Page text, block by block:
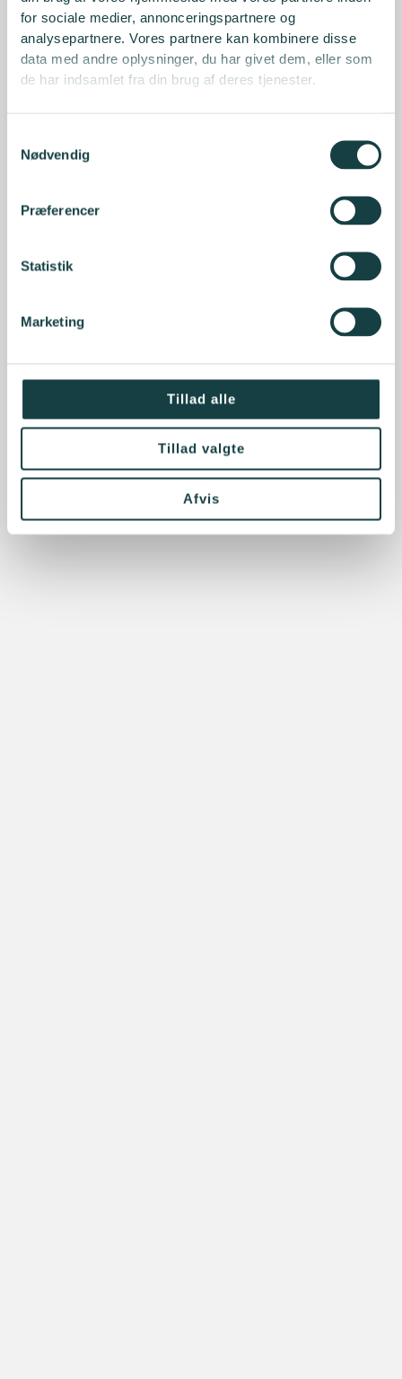
for sociale medier, annonceringspartnere og
analysepartnere. Vores partnere kan kombinere disse
data med andre oplysninger, du har givet dem, eller som
de har indsamlet fra din brug af deres tjenester.
Nødvendig
Præferencer
Statistik
Marketing
Tillad alle
Tillad valgte
Afvis